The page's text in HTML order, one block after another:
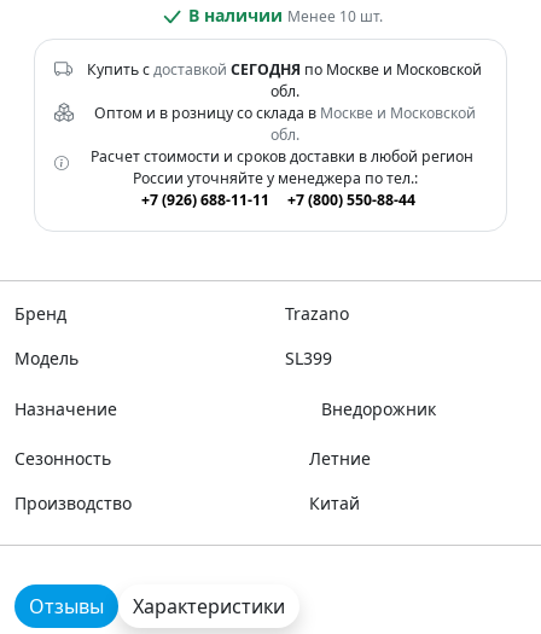
В наличии Менее 10 шт.
Купить сдоставкой СЕГОДНЯ по Москве и Московской
обл.
Оптом и в розницу со склада в Москве и Московской
обл.
Расчет стоимости и сроков доставки в любой регион
России уточняйте у менеджера по тел.:
+7 (926) 688-11-11
+7 (800) 550-88-44
Бренд
Trazano
Модель
SL399
Назначение Внедорожник
Сезонность
Летние
Производство
Китай
Отзывы Характеристики